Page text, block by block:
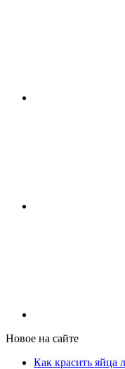
Новое на сайте
Как красить яйца